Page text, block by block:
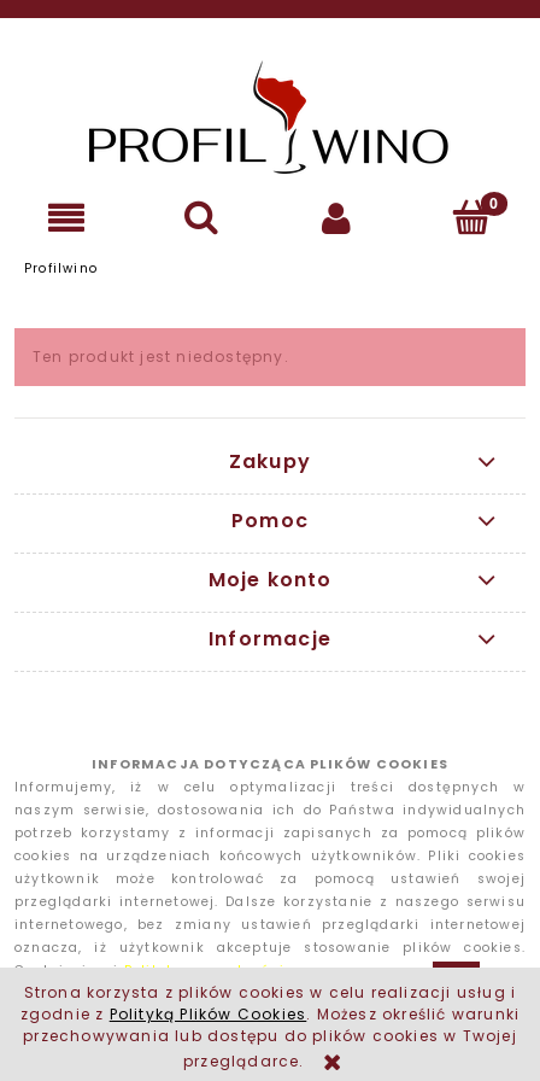
Strona korzysta z plików cookies w celu realizacji usług i
zgodnie z Polityką Plików Cookies. Możesz określić warunki
przechowywania lub dostępu do plików cookies w Twojej
przeglądarce.
Profilwino
Ten produkt jest niedostępny.
Zakupy
Pomoc
Moje konto
Informacje
INFORMACJA DOTYCZĄCA PLIKÓW COOKIES
Informujemy, iż w celu optymalizacji treści dostępnych w
naszym serwisie, dostosowania ich do Państwa indywidualnych
potrzeb korzystamy z informacji zapisanych za pomocą plików
cookies na urządzeniach końcowych użytkowników. Pliki cookies
użytkownik może kontrolować za pomocą ustawień swojej
przeglądarki internetowej. Dalsze korzystanie z naszego serwisu
internetowego, bez zmiany ustawień przeglądarki internetowej
oznacza, iż użytkownik akceptuje stosowanie plików cookies.
Czytaj więcejPolityka prywatności
POKAŻ PEŁNĄ WERSJĘ STRONY
Sklep internetowy Shoper.pl